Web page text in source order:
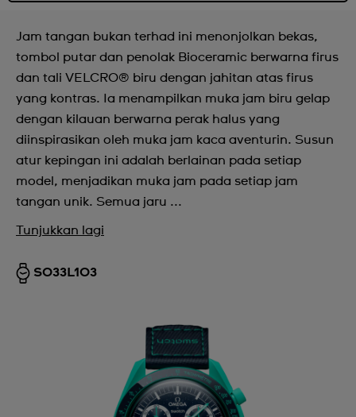
Jam tangan bukan terhad ini menonjolkan bekas,
tombol putar dan penolak Bioceramic berwarna firus
dan tali VELCRO® biru dengan jahitan atas firus
yang kontras. Ia menampilkan muka jam biru gelap
dengan kilauan berwarna perak halus yang
diinspirasikan oleh muka jam kaca aventurin. Susun
atur kepingan ini adalah berlainan pada setiap
model, menjadikan muka jam pada setiap jam
tangan unik. Semua jaru ...
Tunjukkan lagi
SO33L103